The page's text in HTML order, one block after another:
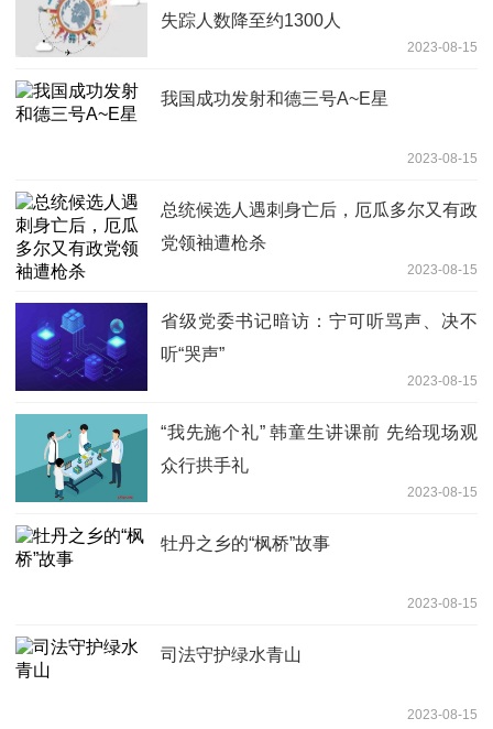
失踪人数降至约1300人
2023-08-15
我国成功发射和德三号A~E星
2023-08-15
总统候选人遇刺身亡后，厄瓜多尔又有政
党领袖遭枪杀
2023-08-15
省级党委书记暗访：宁可听骂声、决不
听“哭声”
2023-08-15
“我先施个礼” 韩童生讲课前 先给现场观
众行拱手礼
2023-08-15
牡丹之乡的“枫桥”故事
2023-08-15
司法守护绿水青山
2023-08-15